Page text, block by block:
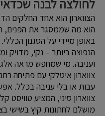
לחולצה לבנה
הצווארון הוא אחד החלקים
הוא מה שממסגר את הפנים,
באופן מיידי על הסגנון
הנפוצה ביותר – נקי, מדויק
ועניבה. מי שמחפש מראה
צווארון איטלקי עם פתיחה
עבות או בלי עניבה בכלל.
צווארון סיני, המציע טוויסט
מושלם לחתונות קיץ בשישי